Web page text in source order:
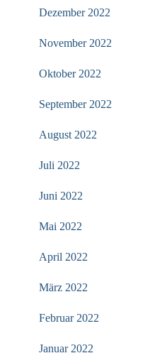
Dezember 2022
November 2022
Oktober 2022
September 2022
August 2022
Juli 2022
Juni 2022
Mai 2022
April 2022
März 2022
Februar 2022
Januar 2022